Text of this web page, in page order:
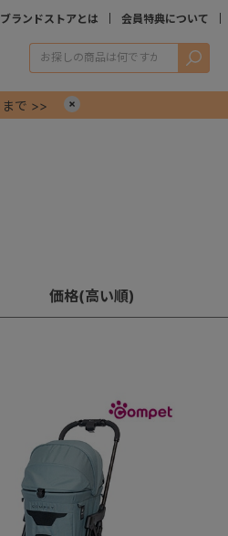
ランドストアとは 会員特典について
検索
で >>
価格(高い順)